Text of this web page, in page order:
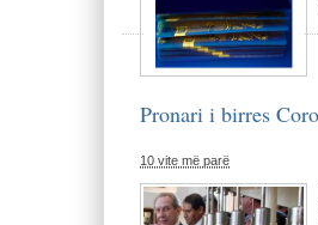
Pronari i birres
10 vite më parë